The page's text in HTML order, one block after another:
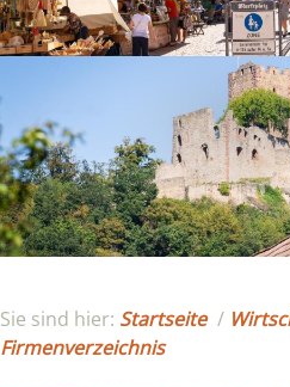
Sie sind hier: Startseite /
Firmenverzeichnis